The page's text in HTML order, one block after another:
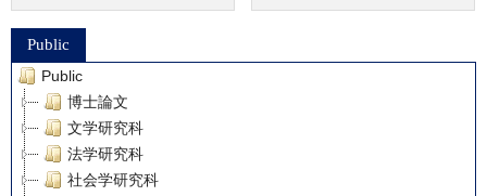
Public
Public
博士論文
文学研究科
法学研究科
社会学研究科